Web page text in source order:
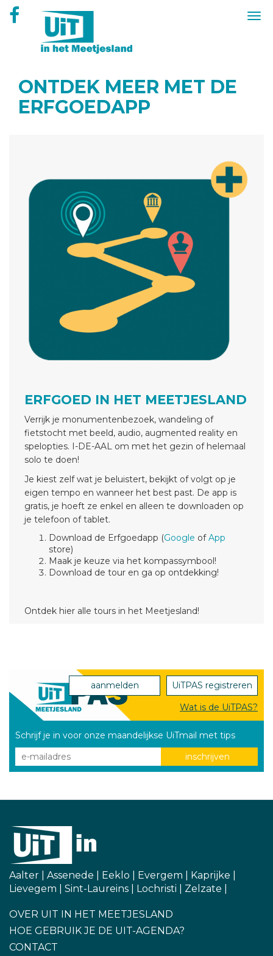
Overslaan
en
ONTDEK MEER MET DE
ERFGOEDAPP
ERFGOED IN HET MEETJESLAND
Verrijk je monumentenbezoek, wandeling of
fietstocht met beeld, audio, augmented reality en
spelopties. I-DE-AAL om met het gezin of helemaal
solo te doen!
Je kiest zelf wat je beluistert, bekijkt of volgt op je
eigen tempo en wanneer het best past. De app is
gratis, je hoeft ze enkel en alleen te downloaden op
je telefoon of tablet.
Download de Erfgoedapp (Google ofApp
store)
Maak je keuze via het kompassymbool!
Download de tour en ga op ontdekking!
Ontdek hier alle tours in het Meetjesland!
UiTPAS registreren
aanmelden
Wat is de UiTPAS?
Schrijf je in voor onze maandelijkse UiTmail met tips
Aalter Assenede Eeklo Evergem Kaprijke
Lievegem
Sint-Laureins Lochristi Zelzate
OVER UIT IN HET MEETJESLAND
HOE GEBRUIK JE DE UIT-AGENDA?
CONTACT